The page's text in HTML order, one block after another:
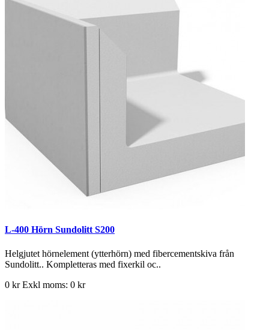
L-400 Hörn Sundolitt S200
Helgjutet hörnelement (ytterhörn) med fibercementskiva från
Sundolitt.. Kompletteras med fixerkil oc..
0 krExkl moms: 0 kr